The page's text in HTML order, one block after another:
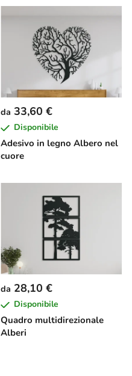
Adesivo in legno Albero nel
cuore
da 33,60 €
Disponibile
Quadro multidirezionale
Alberi
da 28,10 €
Disponibile